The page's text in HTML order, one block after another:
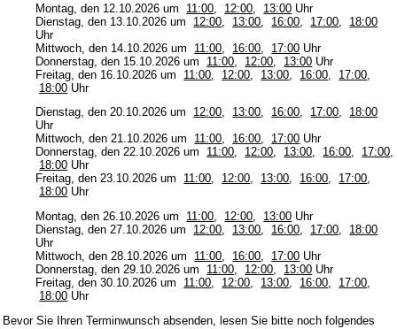
Montag, den 12.10.2026 um
11:00 12:00 13:00 Uhr
Dienstag, den 13.10.2026 um
12:00 13:00 16:00 17:00
18:00
Uhr
Mittwoch, den 14.10.2026 um
11:00 16:00 17:00 Uhr
Donnerstag, den 15.10.2026 um
11:00 12:00 13:00 Uhr
Freitag, den 16.10.2026 um
11:00 12:00 13:00 16:00 17:00
18:00 Uhr
Dienstag, den 20.10.2026 um
12:00, 13:00, 16:00, 17:00,
18:00
Uhr
Mittwoch, den 21.10.2026 um
11:00, 16:00, 17:00 Uhr
Donnerstag, den 22.10.2026 um
11:00, 12:00, 13:00, 16:00, 17:00,
18:00 Uhr
Freitag, den 23.10.2026 um
11:00, 12:00, 13:00, 16:00, 17:00,
18:00 Uhr
Montag, den 26.10.2026 um
11:00, 12:00, 13:00 Uhr
Dienstag, den 27.10.2026 um
12:00, 13:00, 16:00, 17:00,
18:00
Uhr
Mittwoch, den 28.10.2026 um
11:00, 16:00, 17:00 Uhr
Donnerstag, den 29.10.2026 um
11:00, 12:00, 13:00 Uhr
Freitag, den 30.10.2026 um
11:00, 12:00, 13:00, 16:00, 17:00,
18:00 Uhr
Bevor Sie Ihren Terminwunsch absenden, lesen Sie bitte noch folgendes